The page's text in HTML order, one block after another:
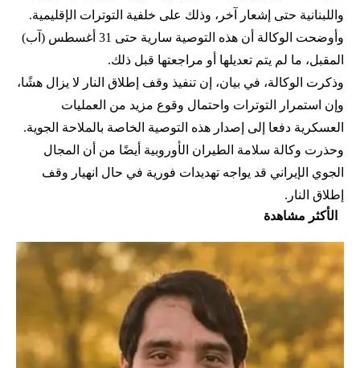
واللبنانية حتى إشعار آخر، وذلك على خلفية التوترات الإقليمية.
وأوضحت الوكالة أن هذه التوصية سارية حتى 31 أغسطس (آب)
المقبل، ما لم يتم تعديلها أو مراجعتها قبل ذلك.
وذكرت الوكالة، في بيان، إن تنفيذ وقف إطلاق النار لا يزال هشًا،
وإن استمرار التوترات واحتمال وقوع مزيد من العمليات
العسكرية دفعا إلى إصدار هذه التوصية الخاصة بالملاحة الجوية.
وحذرت وكالة سلامة الطيران الأوروبية أيضًا من أن المجال
الجوي الإيراني قد يواجه تهديدات فورية في حال انهيار وقف
إطلاق النار.
الأكثر مشاهدة